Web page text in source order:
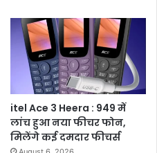
itel Ace 3 Heera : 949 में
लांच हुआ नया फीचर फोन,
मिलेंगे कई दमदार फीचर्स